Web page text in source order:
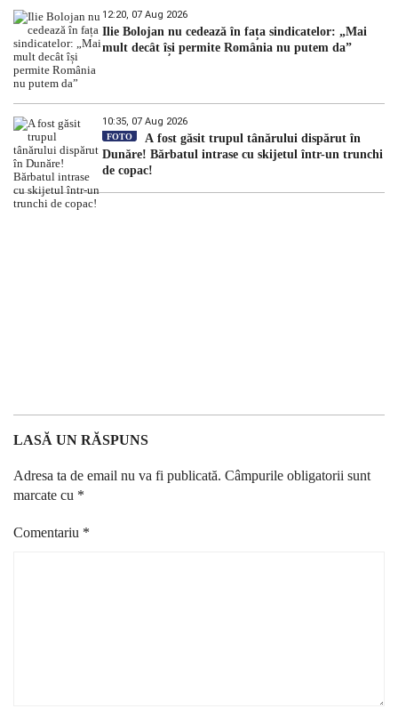
12:20, 07 Aug 2026
Ilie Bolojan nu cedează în fața sindicatelor: „Mai
mult decât își permite România nu putem da”
10:35, 07 Aug 2026
FOTO
A fost găsit trupul tânărului dispărut în
Dunăre! Bărbatul intrase cu skijetul într-un trunchi
de copac!
LASĂ UN RĂSPUNS
Adresa ta de email nu va fi publicată. Câmpurile obligatorii sunt
marcate cu *
Comentariu *